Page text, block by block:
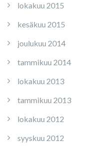
lokakuu 2015
kesäkuu 2015
joulukuu 2014
tammikuu 2014
lokakuu 2013
tammikuu 2013
lokakuu 2012
syyskuu 2012